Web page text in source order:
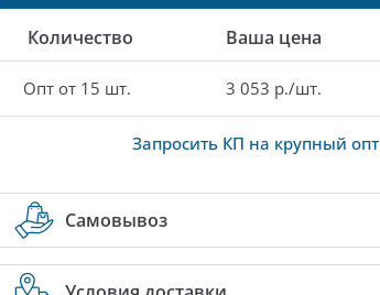
Количество Ваша цена
Опт от 15 шт. 3 053 р./шт.
Запросить КП на крупный опт
Самовывоз